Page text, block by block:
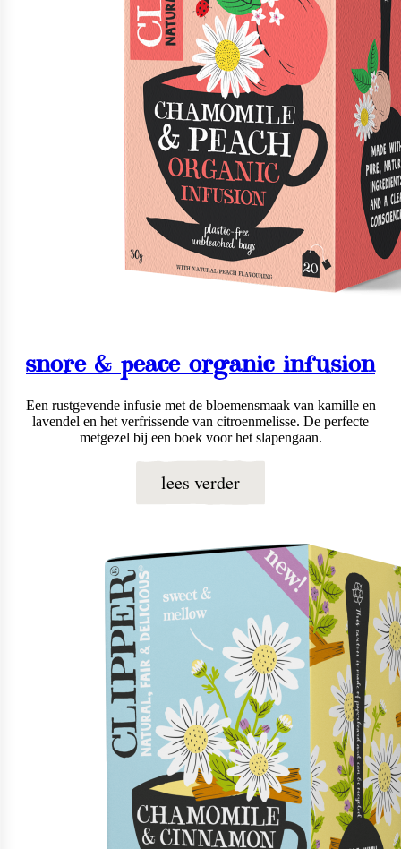
snore & peace organic infusion
Een rustgevende infusie met de bloemensmaak van kamille en
lavendel en het verfrissende van citroenmelisse. De perfecte
metgezel bij een boek voor het slapengaan.
lees verder